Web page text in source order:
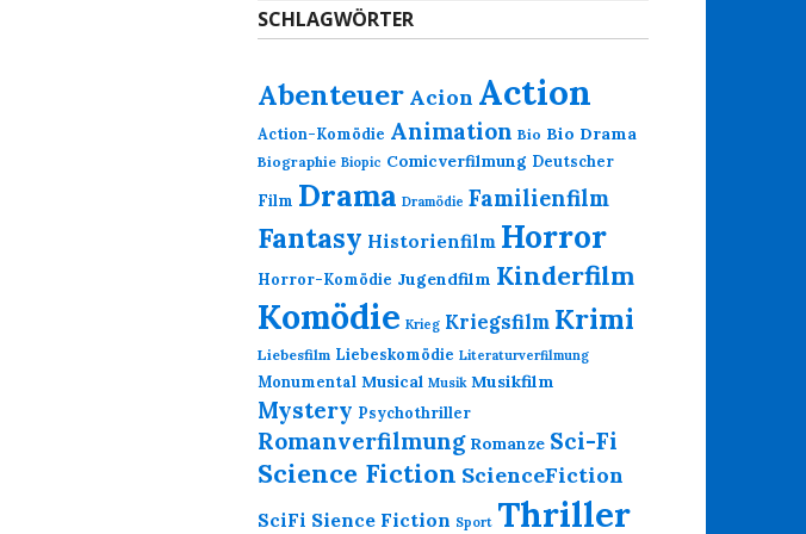
SCHLAGWÖRTER
Abenteuer Acion Action
Action-Komödie Animation Bio Bio Drama
Biographie Biopic Comicverfilmung Deutscher
Film Drama Dramödie Familienfilm
Fantasy Historienfilm Horror
Horror-Komödie Jugendfilm Kinderfilm
Komödie Krieg Kriegsfilm Krimi
Liebesfilm Liebeskomödie Literaturverfilmung
Monumental Musical Musik Musikfilm
Mystery Psychothriller
Romanverfilmung Romanze Sci-Fi
Science Fiction ScienceFiction
SciFi Sience Fiction Sport Thriller